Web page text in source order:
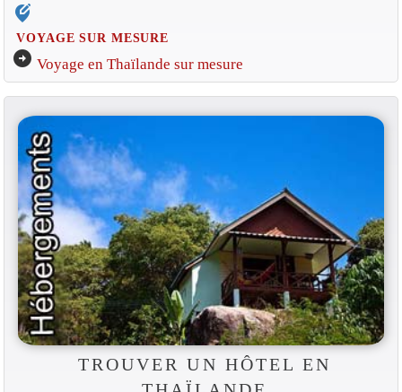
edit_location_alt
VOYAGE SUR MESURE
arrow_circle_right Voyage en Thaïlande sur mesure
TROUVER UN HÔTEL EN